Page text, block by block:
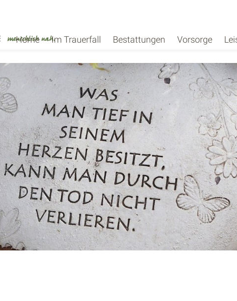
Home Im Trauerfall Bestattungen Vorsorge